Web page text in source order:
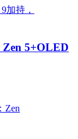
Zen 5+OLED